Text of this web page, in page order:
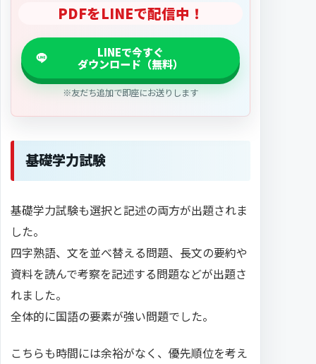
PDFをLINEで配信中！
※友だち追加で即座にお送りします
基礎学力試験
基礎学力試験も選択と記述の両方が出題されま
した。
四字熟語、文を並べ替える問題、長文の要約や
資料を読んで考察を記述する問題などが出題さ
れました。
全体的に国語の要素が強い問題でした。
こちらも時間には余裕がなく、優先順位を考え